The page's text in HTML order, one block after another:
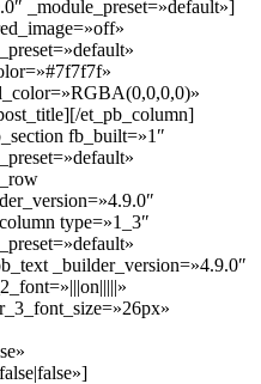
_module_preset=»default»]
et_pb_column]
fb_built=»1″
type=»1_3″
_builder_version=»4.9.0″